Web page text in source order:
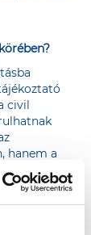
civil
hanem a
az